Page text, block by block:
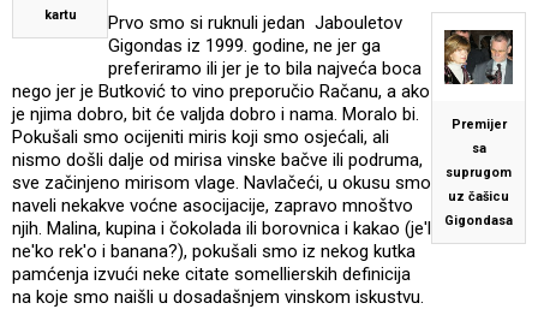
kartu
Premijer
sa
suprugom
uz čašicu
Gigondasa
Prvo smo si ruknuli jedan Jabouletov
Gigondas iz 1999. godine, ne jer ga
preferiramo ili jer je to bila najveća boca
nego jer je Butković to vino preporučio Račanu, a ako
je njima dobro, bit će valjda dobro i nama. Moralo bi.
Pokušali smo ocijeniti miris koji smo osjećali, ali
nismo došli dalje od mirisa vinske bačve ili podruma,
sve začinjeno mirisom vlage. Navlačeći, u okusu smo
naveli nekakve voćne asocijacije, zapravo mnoštvo
njih. Malina, kupina i čokolada ili borovnica i kakao (je'l
ne'ko rek'o i banana?), pokušali smo iz nekog kutka
pamćenja izvući neke citate somellierskih definicija
na koje smo naišli u dosadašnjem vinskom iskustvu.